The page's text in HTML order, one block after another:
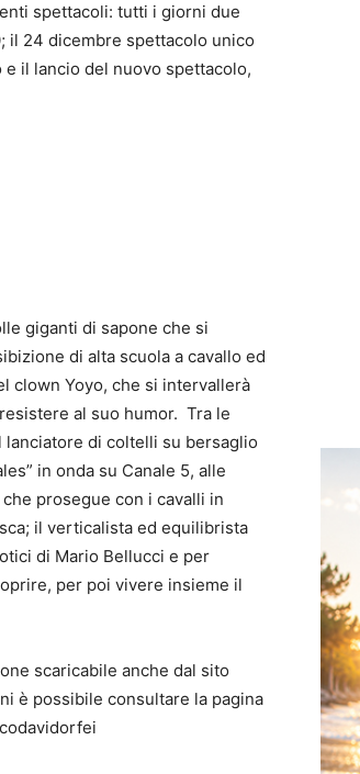
spettacoli: tutti i giorni due
il 24 dicembre spettacolo unico
il lancio del nuovo spettacolo,
giganti di sapone che si
di alta scuola a cavallo ed
clown Yoyo, che si intervallerà
al suo humor. Tra le
lanciatore di coltelli su bersaglio
in onda su Canale 5, alle
prosegue con i cavalli in
il verticalista ed equilibrista
di Mario Bellucci e per
per poi vivere insieme il
scaricabile anche dal sito
è possibile consultare la pagina